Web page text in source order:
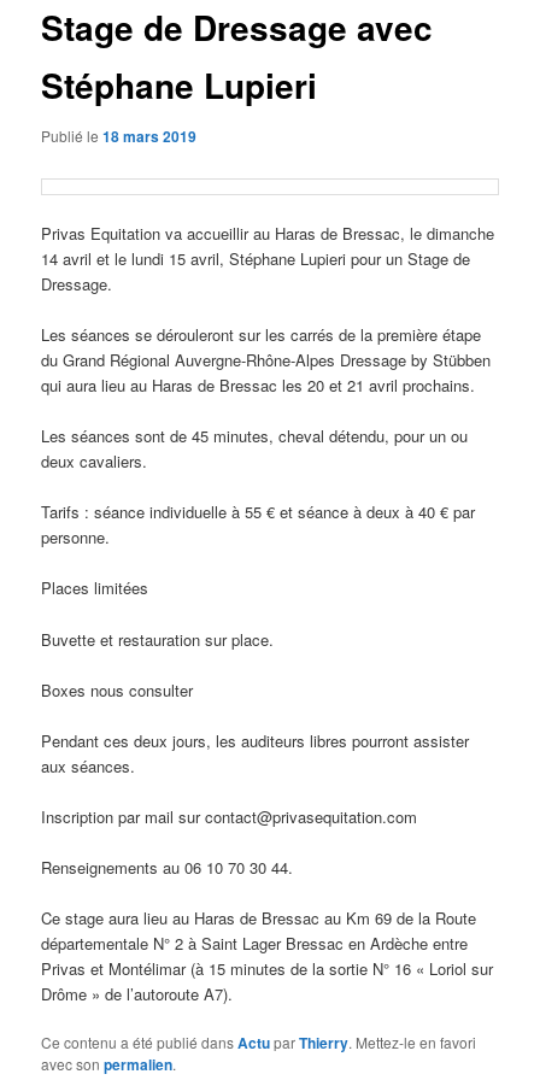
Stage de Dressage avec
Stéphane Lupieri
Publié le18 mars 2019
Privas Equitation va accueillir au Haras de Bressac, le dimanche
14 avril et le lundi 15 avril, Stéphane Lupieri pour un Stage de
Dressage.
Les séances se dérouleront sur les carrés de la première étape
du Grand Régional Auvergne-Rhône-Alpes Dressage by Stübben
qui aura lieu au Haras de Bressac les 20 et 21 avril prochains.
Les séances sont de 45 minutes, cheval détendu, pour un ou
deux cavaliers.
Tarifs : séance individuelle à 55 € et séance à deux à 40 € par
personne.
Places limitées
Buvette et restauration sur place.
Boxes nous consulter
Pendant ces deux jours, les auditeurs libres pourront assister
aux séances.
Inscription par mail sur contact@privasequitation.com
Renseignements au 06 10 70 30 44.
Ce stage aura lieu au Haras de Bressac au Km 69 de la Route
départementale N° 2 à Saint Lager Bressac en Ardèche entre
Privas et Montélimar (à 15 minutes de la sortie N° 16 « Loriol sur
Drôme » de l’autoroute A7).
Ce contenu a été publié dansActuparThierry. Mettez-le en favori
avec sonpermalien.